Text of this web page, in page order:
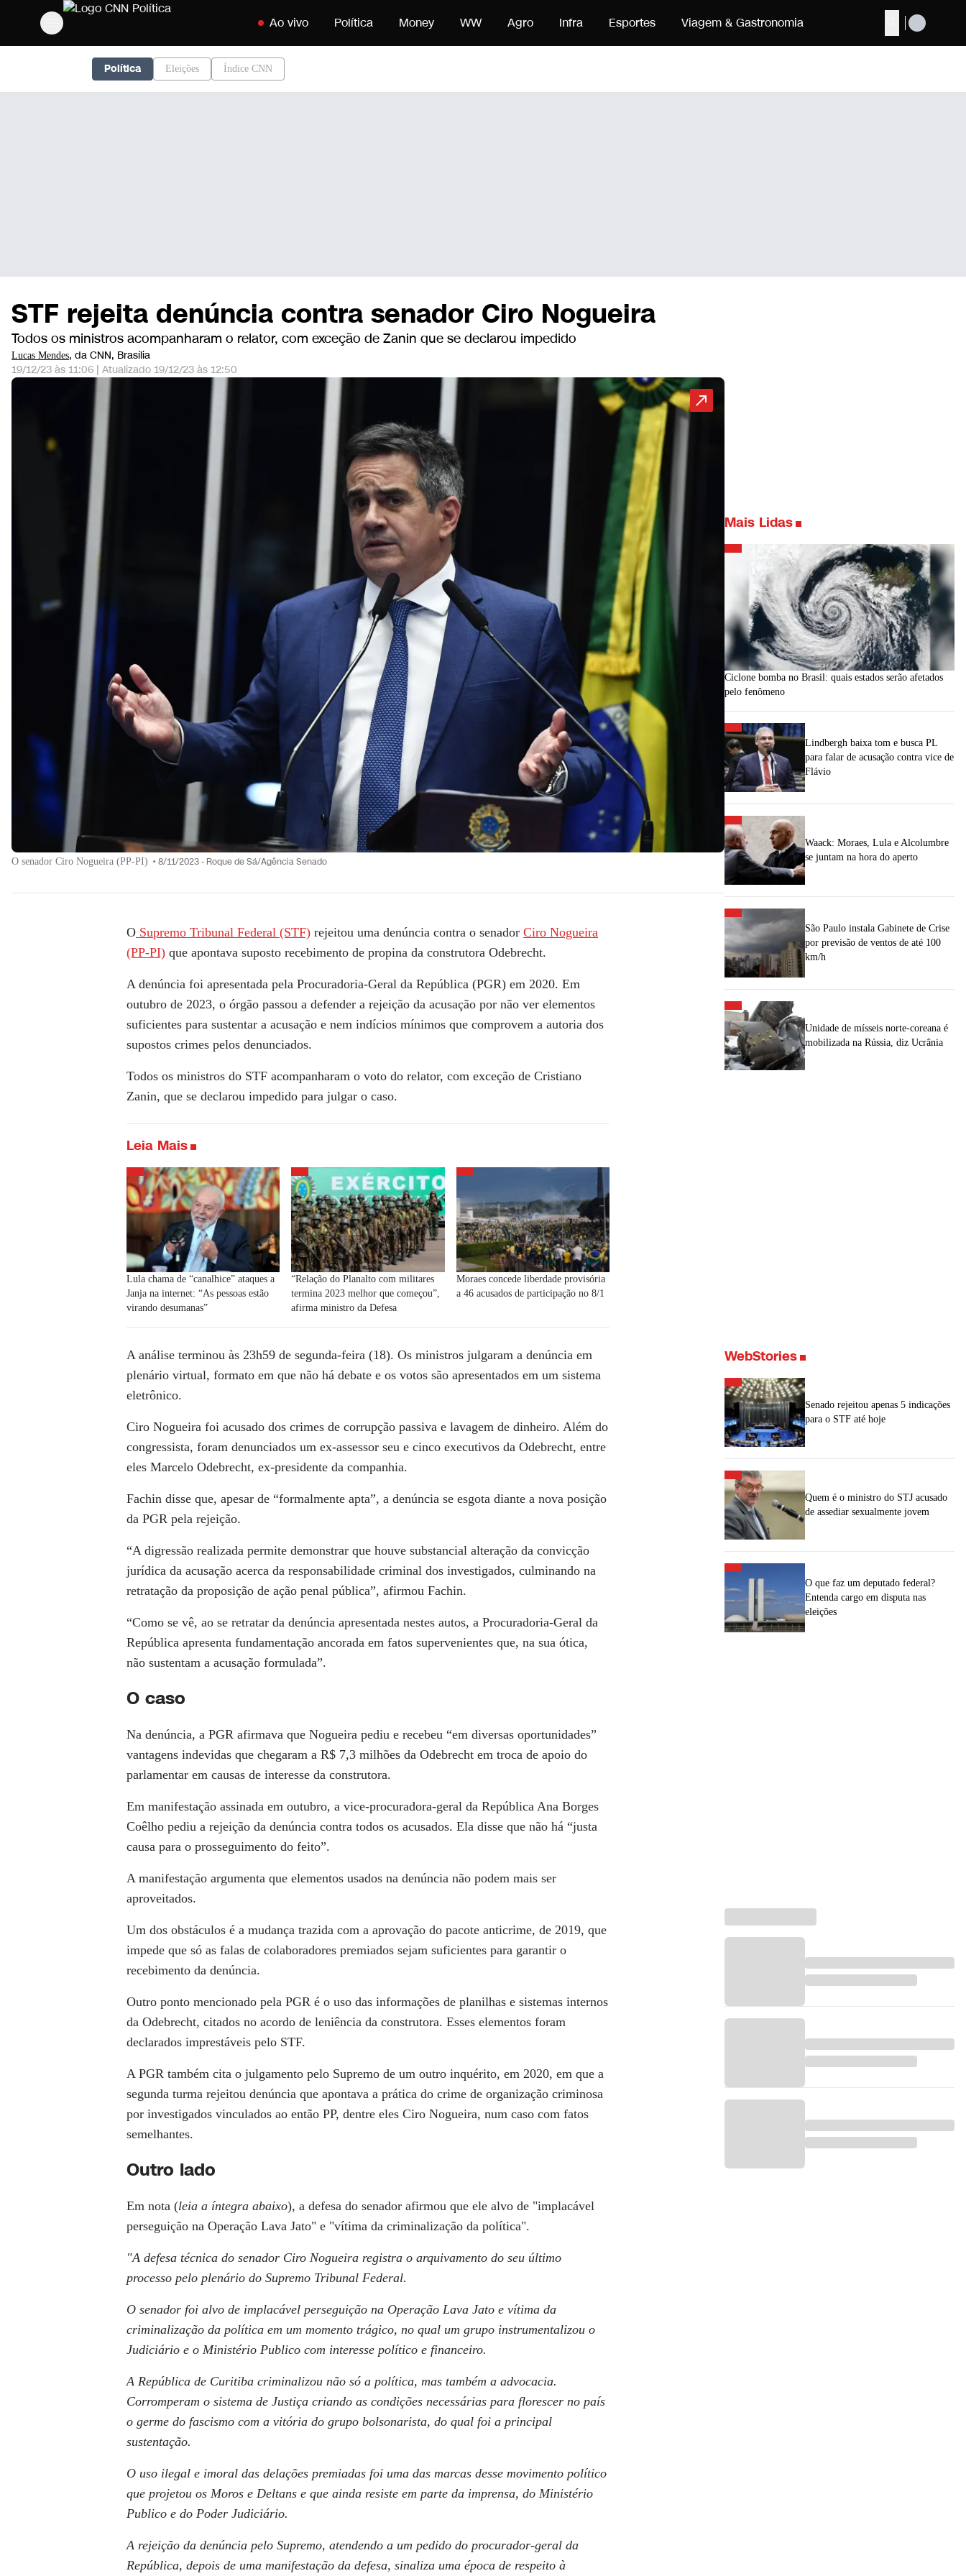
Buscar
Pular para o conteúdo
Ao vivo Política Money WW Agro Infra Esportes Viagem & Gastronomia
Política Eleições Índice CNN
STF rejeita denúncia contra senador Ciro Nogueira
Todos os ministros acompanharam o relator, com exceção de Zanin que se declarou impedido
Lucas Mendes, da CNN, Brasília
19/12/23 às 11:06 | Atualizado 19/12/23 às 12:50
O senador Ciro Nogueira (PP-PI) •8/11/2023 - Roque de Sá/Agência Senado
O Supremo Tribunal Federal (STF) rejeitou uma denúncia contra o senador Ciro Nogueira
(PP-PI) que apontava suposto recebimento de propina da construtora Odebrecht.
A denúncia foi apresentada pela Procuradoria-Geral da República (PGR) em 2020. Em
outubro de 2023, o órgão passou a defender a rejeição da acusação por não ver elementos
suficientes para sustentar a acusação e nem indícios mínimos que comprovem a autoria dos
supostos crimes pelos denunciados.
Todos os ministros do STF acompanharam o voto do relator, com exceção de Cristiano
Zanin, que se declarou impedido para julgar o caso.
Leia Mais
Lula chama de “canalhice” ataques a
Janja na internet: “As pessoas estão
virando desumanas”
“Relação do Planalto com militares
termina 2023 melhor que começou”,
afirma ministro da Defesa
Moraes concede liberdade provisória
a 46 acusados de participação no 8/1
A análise terminou às 23h59 de segunda-feira (18). Os ministros julgaram a denúncia em
plenário virtual, formato em que não há debate e os votos são apresentados em um sistema
eletrônico.
Ciro Nogueira foi acusado dos crimes de corrupção passiva e lavagem de dinheiro. Além do
congressista, foram denunciados um ex-assessor seu e cinco executivos da Odebrecht, entre
eles Marcelo Odebrecht, ex-presidente da companhia.
Fachin disse que, apesar de “formalmente apta”, a denúncia se esgota diante a nova posição
da PGR pela rejeição.
“A digressão realizada permite demonstrar que houve substancial alteração da convicção
jurídica da acusação acerca da responsabilidade criminal dos investigados, culminando na
retratação da proposição de ação penal pública”, afirmou Fachin.
“Como se vê, ao se retratar da denúncia apresentada nestes autos, a Procuradoria-Geral da
República apresenta fundamentação ancorada em fatos supervenientes que, na sua ótica,
não sustentam a acusação formulada”.
O caso
Na denúncia, a PGR afirmava que Nogueira pediu e recebeu “em diversas oportunidades”
vantagens indevidas que chegaram a R$ 7,3 milhões da Odebrecht em troca de apoio do
parlamentar em causas de interesse da construtora.
Em manifestação assinada em outubro, a vice-procuradora-geral da República Ana Borges
Coêlho pediu a rejeição da denúncia contra todos os acusados. Ela disse que não há “justa
causa para o prosseguimento do feito”.
A manifestação argumenta que elementos usados na denúncia não podem mais ser
aproveitados.
Um dos obstáculos é a mudança trazida com a aprovação do pacote anticrime, de 2019, que
impede que só as falas de colaboradores premiados sejam suficientes para garantir o
recebimento da denúncia.
Outro ponto mencionado pela PGR é o uso das informações de planilhas e sistemas internos
da Odebrecht, citados no acordo de leniência da construtora. Esses elementos foram
declarados imprestáveis pelo STF.
A PGR também cita o julgamento pelo Supremo de um outro inquérito, em 2020, em que a
segunda turma rejeitou denúncia que apontava a prática do crime de organização criminosa
por investigados vinculados ao então PP, dentre eles Ciro Nogueira, num caso com fatos
semelhantes.
Outro lado
Em nota (leia a íntegra abaixo), a defesa do senador afirmou que ele alvo de "implacável
perseguição na Operação Lava Jato" e "vítima da criminalização da política".
"A defesa técnica do senador Ciro Nogueira registra o arquivamento do seu último
processo pelo plenário do Supremo Tribunal Federal.
O senador foi alvo de implacável perseguição na Operação Lava Jato e vítima da
criminalização da política em um momento trágico, no qual um grupo instrumentalizou o
Judiciário e o Ministério Publico com interesse político e financeiro.
A República de Curitiba criminalizou não só a política, mas também a advocacia.
Corromperam o sistema de Justiça criando as condições necessárias para florescer no país
o germe do fascismo com a vitória do grupo bolsonarista, do qual foi a principal
sustentação.
O uso ilegal e imoral das delações premiadas foi uma das marcas desse movimento político
que projetou os Moros e Deltans e que ainda resiste em parte da imprensa, do Ministério
Publico e do Poder Judiciário.
A rejeição da denúncia pelo Supremo, atendendo a um pedido do procurador-geral da
República, depois de uma manifestação da defesa, sinaliza uma época de respeito à
Mais Lidas
Ciclone bomba no Brasil: quais estados serão afetados
pelo fenômeno
Lindbergh baixa tom e busca PL
para falar de acusação contra vice de
Flávio
Waack: Moraes, Lula e Alcolumbre
se juntam na hora do aperto
São Paulo instala Gabinete de Crise
por previsão de ventos de até 100
km/h
Unidade de mísseis norte-coreana é
mobilizada na Rússia, diz Ucrânia
WebStories
Senado rejeitou apenas 5 indicações
para o STF até hoje
Quem é o ministro do STJ acusado
de assediar sexualmente jovem
O que faz um deputado federal?
Entenda cargo em disputa nas
eleições